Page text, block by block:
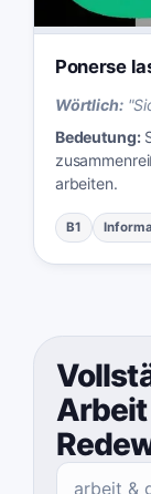
Ponerse
Wörtlich:"
Bedeutung:
arbeiten.
B1
Arbeit